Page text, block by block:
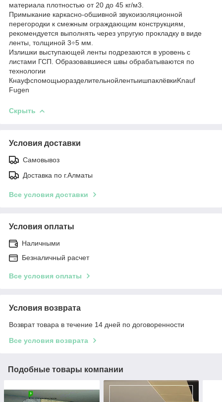
материала плотностью от 20 до 45 кг/м3.
Примыкание каркасно-обшивной звукоизоляционной
перегородки к смежным ограждающим конструкциям,
рекомендуется выполнять через упругую прокладку в виде
ленты, толщиной 3÷5 мм.
Излишки выступающей ленты подрезаются в уровень с
листами ГСП. Образовавшиеся швы обрабатываются по
технологии
КнауфспомощьюразделительнойлентыишпаклёвкиKnauf
Fugen
Скрыть
Условия доставки
Самовывоз
Доставка по г.Алматы
Все условия доставки
Условия оплаты
Наличными
Безналичный расчет
Все условия оплаты
Условия возврата
Возврат товара в течение 14 дней по договоренности
Все условия возврата
Подобные товары компании